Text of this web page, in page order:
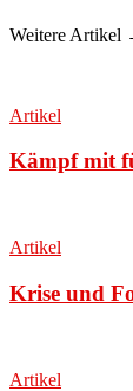
Weitere Artikel
Artikel
Kämpf mit
Artikel
Krise und
Artikel